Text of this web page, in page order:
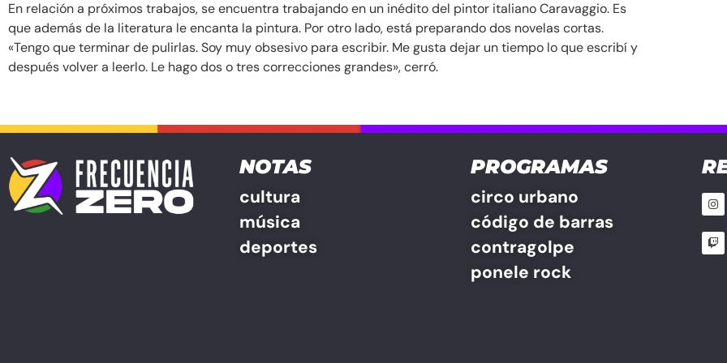
En relación a próximos trabajos, se encuentra trabajando en un inédito del pintor italiano Caravaggio. Es
que además de la literatura le encanta la pintura. Por otro lado, está preparando dos novelas cortas.
«Tengo que terminar de pulirlas. Soy muy obsesivo para escribir. Me gusta dejar un tiempo lo que escribí y
después volver a leerlo. Le hago dos o tres correcciones grandes», cerró.
NOTAS
cultura
música
deportes
PROGRAMAS
circo urbano
código de barras
contragolpe
ponele rock